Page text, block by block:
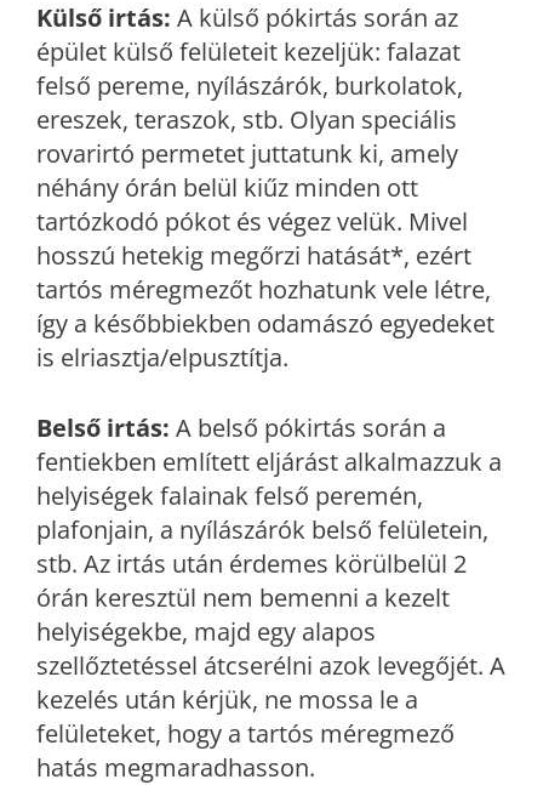
Külső irtás: A külső pókirtás során az
épület külső felületeit kezeljük: falazat
felső pereme, nyílászárók, burkolatok,
ereszek, teraszok, stb. Olyan speciális
rovarirtó permetet juttatunk ki, amely
néhány órán belül kiűz minden ott
tartózkodó pókot és végez velük. Mivel
hosszú hetekig megőrzi hatását*, ezért
tartós méregmezőt hozhatunk vele létre,
így a későbbiekben odamászó egyedeket
is elriasztja/elpusztítja.
Belső irtás: A belső pókirtás során a
fentiekben említett eljárást alkalmazzuk a
helyiségek falainak felső peremén,
plafonjain, a nyílászárók belső felületein,
stb. Az irtás után érdemes körülbelül 2
órán keresztül nem bemenni a kezelt
helyiségekbe, majd egy alapos
szellőztetéssel átcserélni azok levegőjét. A
kezelés után kérjük, ne mossa le a
felületeket, hogy a tartós méregmező
hatás megmaradhasson.